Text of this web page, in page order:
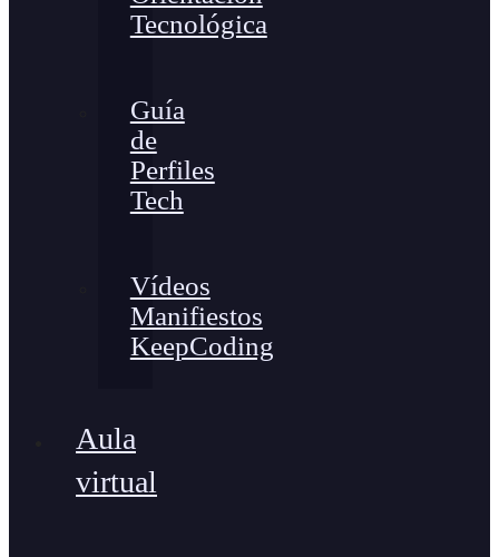
Tecnológica
Guía
de
Perfiles
Tech
Vídeos
Manifiestos
KeepCoding
Aula
virtual